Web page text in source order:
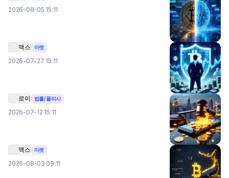
2026-08-05 15:11
맥스 마켓
2026-07-27 15:11
로이 법률/폴리시
2026-07-12 15:11
맥스 마켓
2026-08-03 09:11